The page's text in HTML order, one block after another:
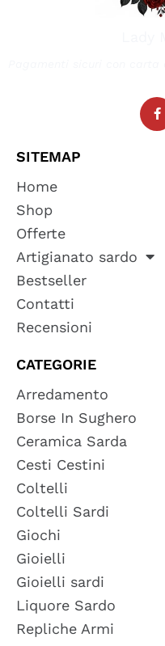
SITEMAP
Home
Shop
Offerte
Artigianato sardo
Bestseller
Contatti
Recensioni
CATEGORIE
Arredamento
Borse In Sughero
Ceramica Sarda
Cesti Cestini
Coltelli
Coltelli Sardi
Giochi
Gioielli
Gioielli sardi
Liquore Sardo
Repliche Armi